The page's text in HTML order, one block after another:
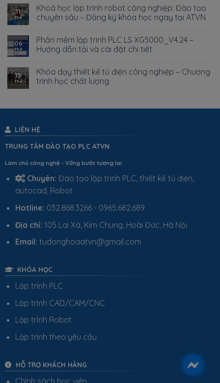
11
Th9
Khoá học lập trình robot công nghiệp: Đào tạo
chuyên sâu – Đăng ký khóa học ngay tại ATVN
06
Th9
Phần mềm lập trình PLC LS XG5000_V4.24 –
Hướng dẫn tải và cài đặt chi tiết
13
Th6
Khóa dạy thiết kế tủ điện công nghiệp – Chương
trình học chất lượng
LIÊN HỆ
TRUNG TÂM ĐÀO TẠO PLC ATVN
Làm chủ công nghệ - Vững bước tương lai
Chuyên: Đào tạo lập trình PLC, thiết kế tủ điện,
autocad, Robot
Hotline: 032.868.3266 - 0965.682.689
Địa chỉ: 105 Lai Xá, Kim Chung, Hoài Đức, Hà Nội
Email: tudonghoaatvn@gmail.com
KHÓA HỌC
Lập trình PLC
Lập trình CAD/CAM/CNC
Lập trình Robot
Lập trình theo yêu cầu
HỖ TRỢ KHÁCH HÀNG
Chính sách học viên